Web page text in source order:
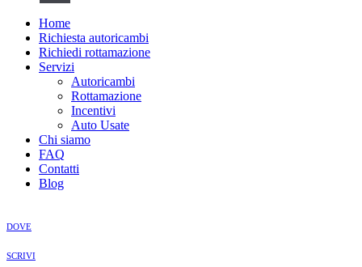
Home
Richiesta autoricambi
Richiedi rottamazione
Servizi
Autoricambi
Rottamazione
Incentivi
Auto Usate
Chi siamo
FAQ
Contatti
Blog
DOVE
SCRIVI